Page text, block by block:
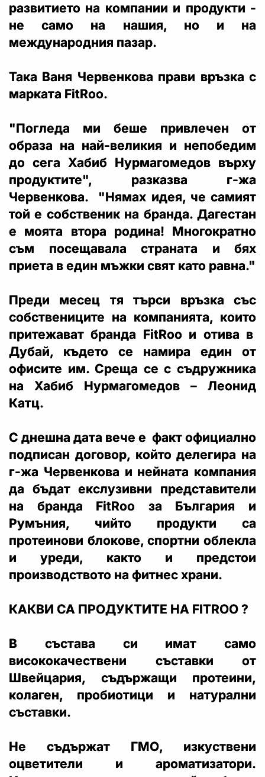
развитието на компании и продукти -
не само на нашия, но и на
международния пазар.
Така Ваня Червенкова прави връзка с
марката FitRoo.
"Погледа ми беше привлечен от
образа на най-великия и непобедим
до сега Хабиб Нурмагомедов върху
продуктите", разказва г-жа
Червенкова. "Нямах идея, че самият
той е собственик на бранда. Дагестан
е моята втора родина! Многократно
съм посещавала страната и бях
приета в един мъжки свят като равна."
Преди месец тя търси връзка със
собствениците на компанията, които
притежават бранда FitRoo и отива в
Дубай, където се намира един от
офисите им. Среща се с съдружника
на Хабиб Нурмагомедов – Леонид
Катц.
С днешна дата вече е факт официално
подписан договор, който делегира на
г-жа Червенкова и нейната компания
да бъдат екслузивни представители
на бранда FitRoo за България и
Румъния, чийто продукти са
протеинови блокове, спортни облекла
и уреди, както и предстои
производството на фитнес храни.
КАКВИ СА ПРОДУКТИТЕ НА FITROO ?
В състава си имат само
висококачествени съставки от
Швейцария, съдържащи протеини,
колаген, пробиотици и натурални
съставки.
Не съдържат ГМО, изкуствени
оцветители и ароматизатори.